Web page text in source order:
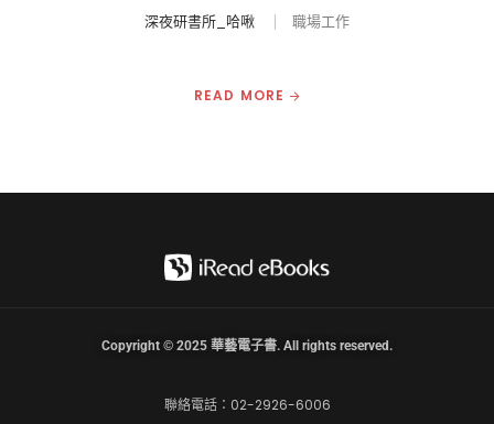
深夜研書所_哈啾 職場工作
READ MORE
聯絡電話：02-2926-6006
Copyright © 2025 華藝電子書. All rights reserved.